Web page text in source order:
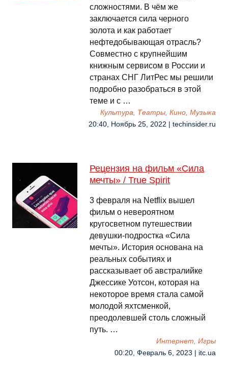
сложностями. В чём же
заключается сила черного
золота и как работает
нефтедобывающая отрасль?
Совместно с крупнейшим
книжным сервисом в России и
странах СНГ ЛитРес мы решили
подробно разобраться в этой
теме и с …
Культура, Театры, Кино, Музыка
20:40, Ноябрь 25, 2022 | techinsider.ru
Рецензия на фильм «Сила
мечты» / True Spirit
3 февраля на Netflix вышел
фильм о невероятном
кругосветном путешествии
девушки-подростка «Сила
мечты». История основана на
реальных событиях и
рассказывает об австралийке
Джессике Уотсон, которая на
некоторое время стала самой
молодой яхтсменкой,
преодолевшей столь сложный
путь. …
Интернет, Игры
00:20, Февраль 6, 2023 | itc.ua